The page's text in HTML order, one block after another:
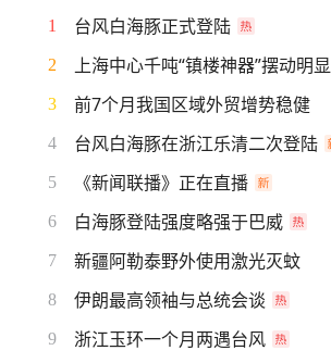
1 台风白海豚正式登陆
2 上海中心千吨“镇楼神器”摆动明显
3 前7个月我国区域外贸增势稳健
4 台风白海豚在浙江乐清二次登陆
5 《新闻联播》正在直播
6 白海豚登陆强度略强于巴威
7 新疆阿勒泰野外使用激光灭蚊
8 伊朗最高领袖与总统会谈
9 浙江玉环一个月两遇台风